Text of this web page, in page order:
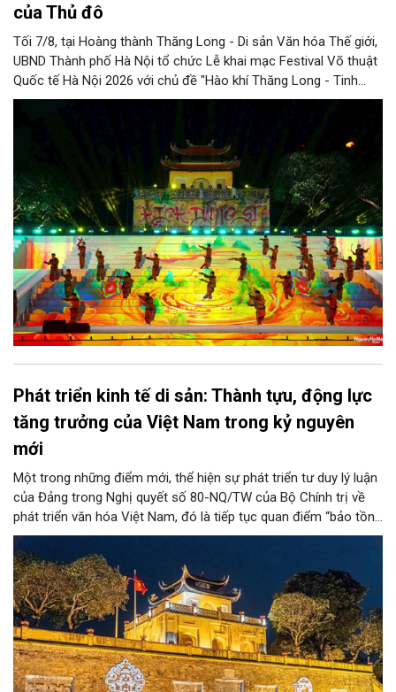
của Thủ đô
Tối 7/8, tại Hoàng thành Thăng Long - Di sản Văn hóa Thế giới,
UBND Thành phố Hà Nội tổ chức Lễ khai mạc Festival Võ thuật
Quốc tế Hà Nội 2026 với chủ đề "Hào khí Thăng Long - Tinh
hoa võ Việt". Lần đầu tiên được tổ chức, Festival đánh dấu
hóa - thể thao mang tầm quốc tế, góp phần tôn vinh truyền
thống thượng võ dân tộc, quảng bá hình ảnh Hà Nội và thúc đẩy
giao lưu văn hóa, thể thao với bạn bè thế giới.
Phát triển kinh tế di sản: Thành tựu, động lực
tăng trưởng của Việt Nam trong kỷ nguyên
mới
Một trong những điểm mới, thể hiện sự phát triển tư duy lý luận
của Đảng trong Nghị quyết số 80-NQ/TW của Bộ Chính trị về
phát triển văn hóa Việt Nam, đó là tiếp tục quan điểm “bảo tồn
và phát huy giá trị di sản văn hóa gắn kết với phát triển kinh tế -
xã hội và du lịch”; đồng thời, nâng lên một tầm cao mới: “phát
triển kinh tế di sản”.